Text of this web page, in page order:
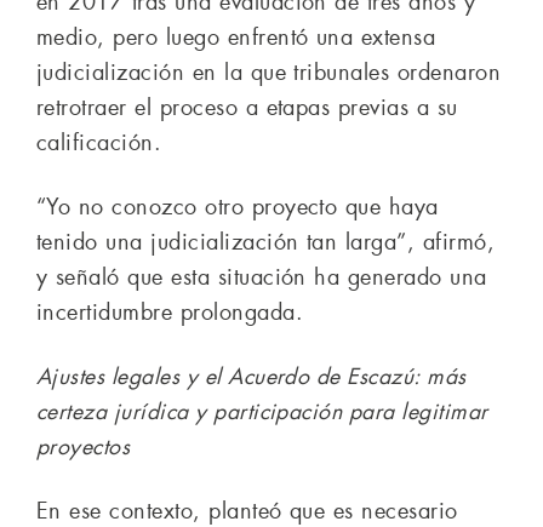
medio, pero luego enfrentó una extensa
judicialización en la que tribunales ordenaron
retrotraer el proceso a etapas previas a su
calificación.
“Yo no conozco otro proyecto que haya
tenido una judicialización tan larga”, afirmó,
y señaló que esta situación ha generado una
incertidumbre prolongada.
Ajustes legales y el Acuerdo de Escazú: más
certeza jurídica y participación para legitimar
proyectos
En ese contexto, planteó que es necesario